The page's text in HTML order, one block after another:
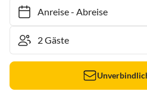
Anreise- Abreise